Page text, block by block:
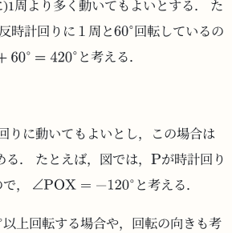
周より多く動いてもよいとする． た
時計回りに１周と
回転しているの
と考える．
りに動いてもよいとし，この場合は
る． たとえば，図では，
が時計回り
， と考える．
以上回転する場合や，回転の向きも考